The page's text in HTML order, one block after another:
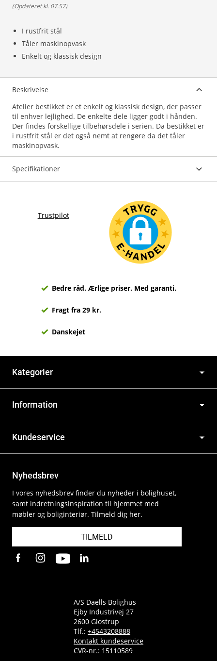
I rustfrit stål
Tåler maskinopvask
Enkelt og klassisk design
(Opdateret kl. 07.57)
Beskrivelse
Atelier bestikket er et enkelt og klassisk design, der passer
til enhver lejlighed. De enkelte dele ligger godt i hånden.
Der findes forskellige tilbehørsdele i serien. Da bestikket er
i rustfrit stål er det også nemt at rengøre da det tåler
maskinopvask.
Specifikationer
Trustpilot
Bedre råd. Ærlige priser. Med garanti.
Fragt fra 29 kr.
Danskejet
Kategorier
Information
Kundeservice
Nyhedsbrev
I vores nyhedsbrev finder du nyheder i bolighuset,
samt indretningsinspiration til hjemmet med
møbler og boliginteriør. Tilmeld dig her.
TILMELD
A/S Daells Bolighus
Ejby Industrivej 27
2600 Glostrup
Tlf.: +4543208888
Kontakt kundeservice
CVR-nr.: 15110589